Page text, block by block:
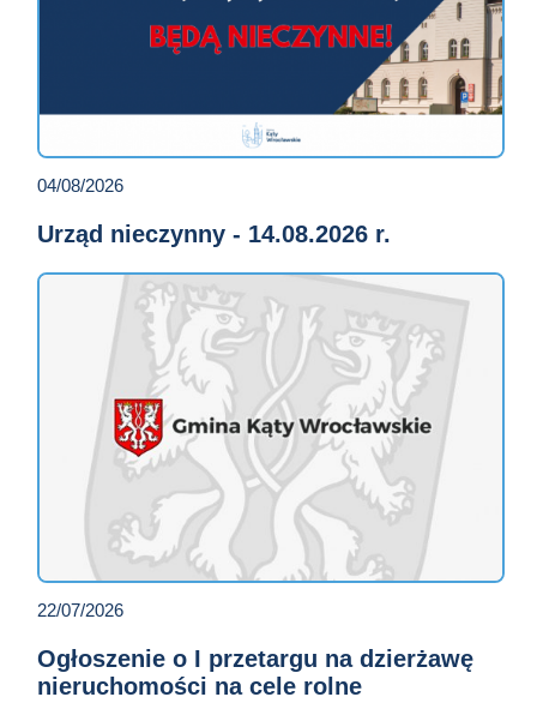
04/08/2026
Urząd nieczynny - 14.08.2026 r.
22/07/2026
Ogłoszenie o I przetargu na dzierżawę
nieruchomości na cele rolne